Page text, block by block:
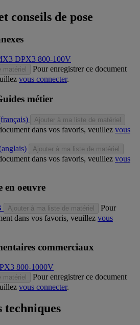
conseils de pose
DPX3 800-100V
Pour enregistrer ce document
vous connecter.
métier
Ajouter à ma liste de matériel
dans vos favoris, veuillez vous
Ajouter à ma liste de matériel
dans vos favoris, veuillez vous
en oeuvre
Ajouter à ma liste de matériel
Pour
dans vos favoris, veuillez vous
commerciaux
800-1000V
matériel
Pour enregistrer ce document
vous connecter.
techniques